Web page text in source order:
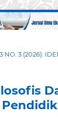
NO. 3 (2026):